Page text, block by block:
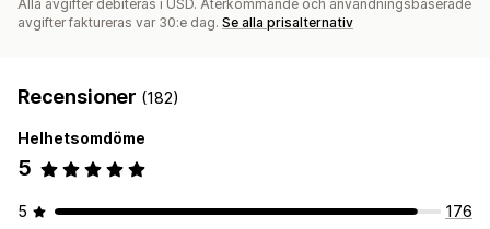
Alla avgifter debiteras i USD. Återkommande och användningsbaserade
avgifter faktureras var 30:e dag. Se alla prisalternativ
Recensioner (182)
Helhetsomdöme
5
5
176